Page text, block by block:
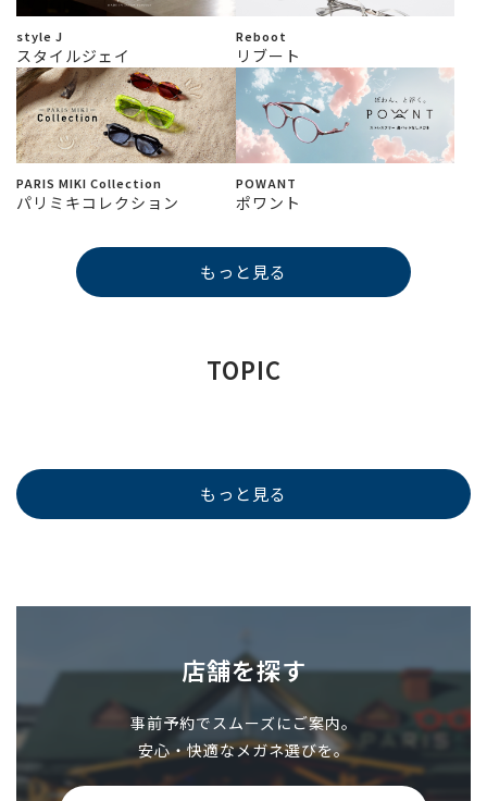
style J
スタイルジェイ
Reboot
リブート
PARIS MIKI Collection
パリミキコレクション
POWANT
ポワント
もっと見る
TOPIC
もっと見る
店舗を探す
事前予約でスムーズにご案内。
安心・快適なメガネ選びを。